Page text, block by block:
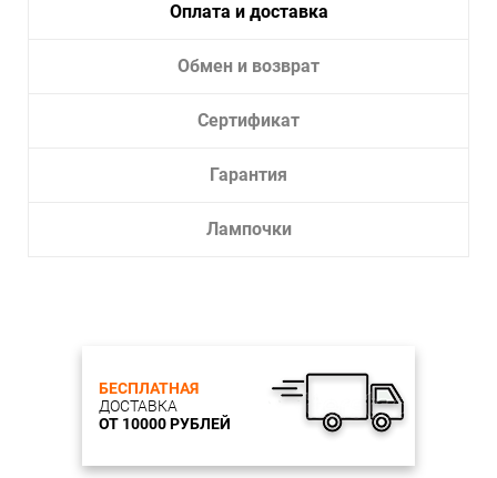
Мощность лампы W: 40 W
Лампы в комплекте: нет
Тип лампы: накаливания либо энергосберегающая
Возможность подключения диммера: возможно
Характеристики плафона
Материал плафона: текстиль
Тип поверхности плафонов: матовый
Ширина, мм: 140
Глубина, мм: 290
Оплата и доставка
Обмен и возврат
Сертификат
Гарантия
Лампочки
БЕСПЛАТНАЯ
ДОСТАВКА
ОТ 10000 РУБЛЕЙ